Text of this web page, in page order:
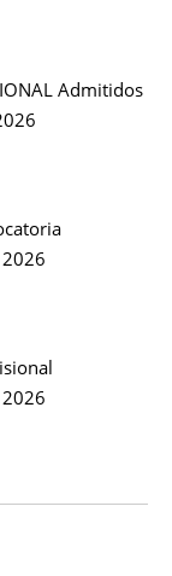
Admitidos